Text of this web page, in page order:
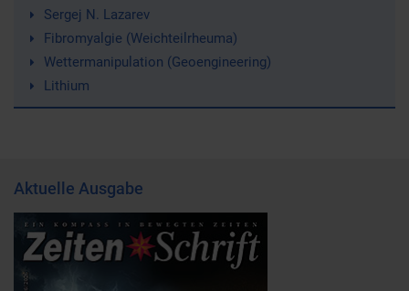
Sergej N. Lazarev
Fibromyalgie (Weichteilrheuma)
Wettermanipulation (Geoengineering)
Lithium
Aktuelle Ausgabe